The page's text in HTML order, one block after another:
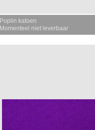
Poplin katoen
Momenteel niet leverbaar